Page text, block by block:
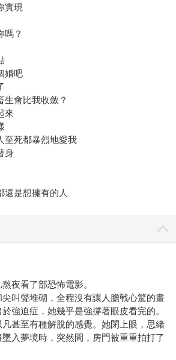
實現
嗎？
婚吧
生會比我收斂？
來
至死都暴烈地愛我
身
還是想擁有的人
夜看了部恐怖電影。
叫聲堆砌，全程沒有讓人膽戰心驚的畫
強迫症，她幾乎是強撐著眼皮看完的。
甚至有種解脫的感覺。她閉上眼，思緒
入夢境時，突然間，房門被重重拍打了